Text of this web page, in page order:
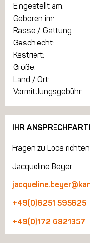
Eingestellt am:
Geboren im:
Rasse / Gattung:
Geschlecht:
Kastriert:
Größe:
Land / Ort:
Vermittlungsgebühr:
IHR
Fragen zu Loca
Jacqueline Beyer
+49(0)6251 595625
+49(0)172 6821357